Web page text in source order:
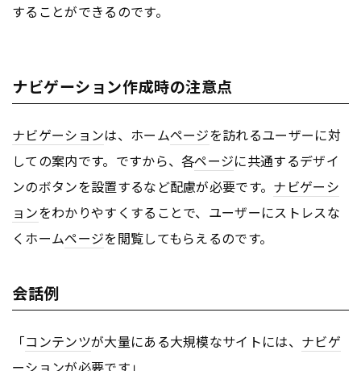
することができるのです。
ナビゲーション作成時の注意点
ナビゲーションは、ホームページを訪れるユーザーに対
しての案内です。ですから、各ページに共通するデザイ
ンのボタンを設置するなど配慮が必要です。 ナビゲーシ
ョンをわかりやすくすることで、ユーザーにストレスな
くホームページを閲覧してもらえるのです。
会話例
「コンテンツが大量にある大規模なサイトには、 ナビゲ
ーションが必要です」